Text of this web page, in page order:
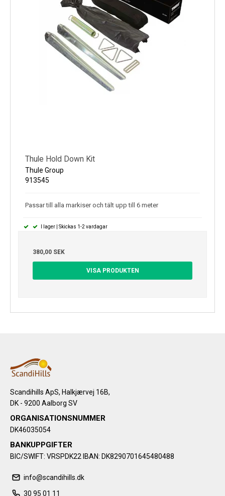
Thule Hold Down Kit
Thule Group
913545
Passar till alla markiser och tält upp till 6 meter
I lager | Skickas 1-2 vardagar
380,00 SEK
VISA PRODUKTEN
Scandihills ApS, Halkjærvej 16B,
DK - 9200 Aalborg SV
ORGANISATIONSNUMMER
DK46035054
BANKUPPGIFTER
BIC/SWIFT: VRSPDK22 IBAN: DK8290701645480488
info@scandihills.dk
30 95 01 11